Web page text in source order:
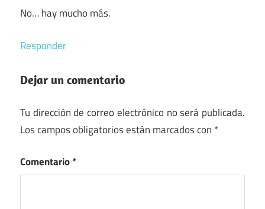
No… hay mucho más.
Responder
Dejar un comentario
Tu dirección de correo electrónico no será publicada.
Los campos obligatorios están marcados con *
Comentario*